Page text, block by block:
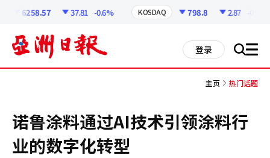
6258.57 37.81 -0.6% KOSDAQ 798.8 2.87 -0.36%
登录 搜 all
主页 热门话题
诺鲁涂料通过AI技术引领涂料行
业的数字化转型